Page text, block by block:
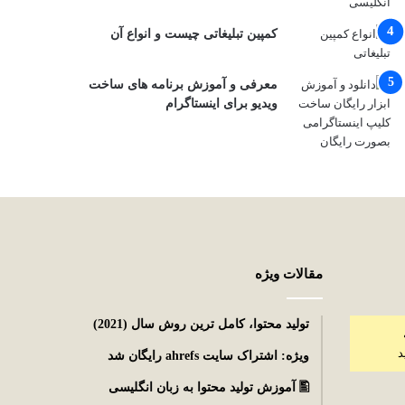
کمپین تبلیغاتی چیست و انواع آن
معرفی و آموزش برنامه های ساخت
ویدیو برای اینستاگرام
مقالات ویژه
توليد محتوا، کامل ترین روش سال (2021)
ویژه: اشتراک سایت ahrefs رایگان شد
🖺 آموزش تولید محتوا به زبان انگلیسی